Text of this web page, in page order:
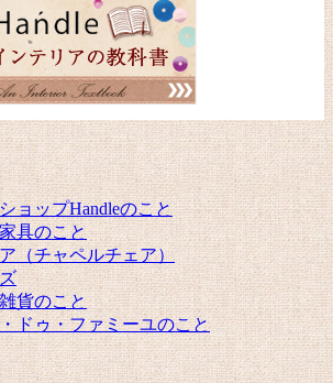
ョップHandleのこと
具のこと
（チャペルチェア）
貨のこと
ドゥ・ファミーユのこと